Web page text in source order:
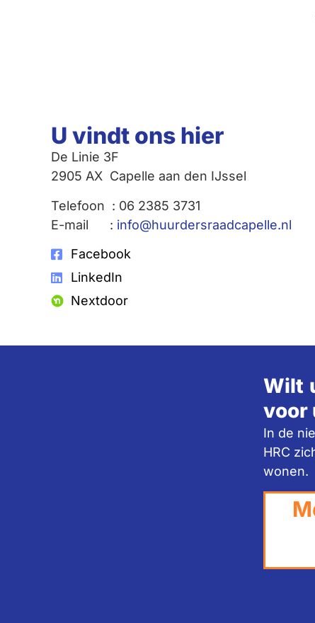
U vindt ons hier
De Linie 3F
2905 AX Capelle aan den IJssel
Telefoon : 06 2385 3731
E-mail : info@huurdersraadcapelle.nl
Facebook
LinkedIn
Nextdoor
Wilt
voor
In de
HRC
wonen.